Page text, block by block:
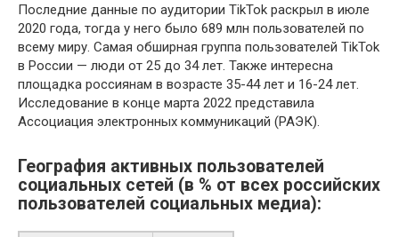
Последние данные по аудитории TikTok раскрыл в июле
2020 года, тогда у него было 689 млн пользователей по
всему миру. Самая обширная группа пользователей TikTok
в России — люди от 25 до 34 лет. Также интересна
площадка россиянам в возрасте 35-44 лет и 16-24 лет.
Исследование в конце марта 2022 представила
Ассоциация электронных коммуникаций (РАЭК).
География активных пользователей
социальных сетей (в % от всех российских
пользователей социальных медиа):